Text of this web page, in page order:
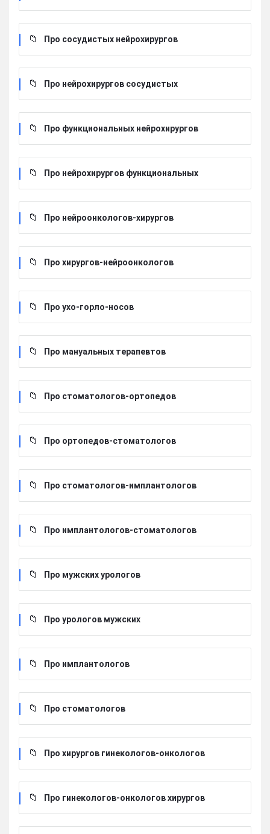
Про сосудистых нейрохирургов
Про нейрохирургов сосудистых
Про функциональных нейрохирургов
Про нейрохирургов функциональных
Про нейроонкологов-хирургов
Про хирургов-нейроонкологов
Про ухо-горло-носов
Про мануальных терапевтов
Про стоматологов-ортопедов
Про ортопедов-стоматологов
Про стоматологов-имплантологов
Про имплантологов-стоматологов
Про мужских урологов
Про урологов мужских
Про имплантологов
Про стоматологов
Про хирургов гинекологов-онкологов
Про гинекологов-онкологов хирургов